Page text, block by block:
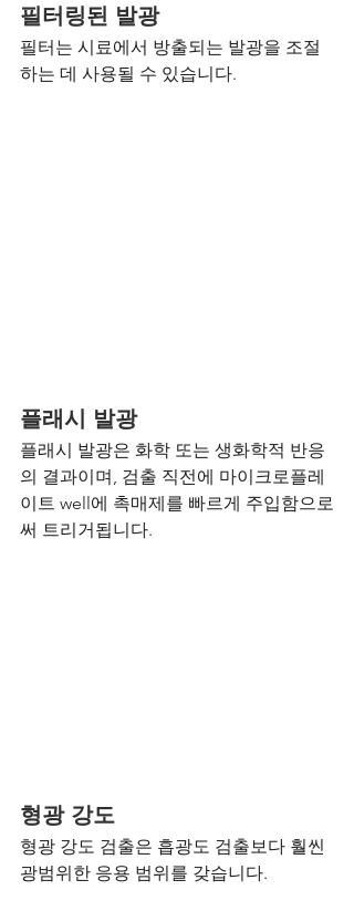
필터링된 발광
필터는 시료에서 방출되는 발광을 조절
하는 데 사용될 수 있습니다.
플래시 발광
플래시 발광은 화학 또는 생화학적 반응
의 결과이며, 검출 직전에 마이크로플레
이트 well에 촉매제를 빠르게 주입함으로
써 트리거됩니다.
형광 강도
형광 강도 검출은 흡광도 검출보다 훨씬
광범위한 응용 범위를 갖습니다.